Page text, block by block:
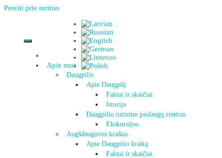
Pereiti prie turinio
Apie mus
Daugpilis
Apie Daugpilį
Faktai ir skaičiai
Istorija
Daugpilio turizmo paslaugų centras
Ekskursijos
Augšdauguvos kraštas
Apie Daugpilio kraštą
Faktai ir skaičiai